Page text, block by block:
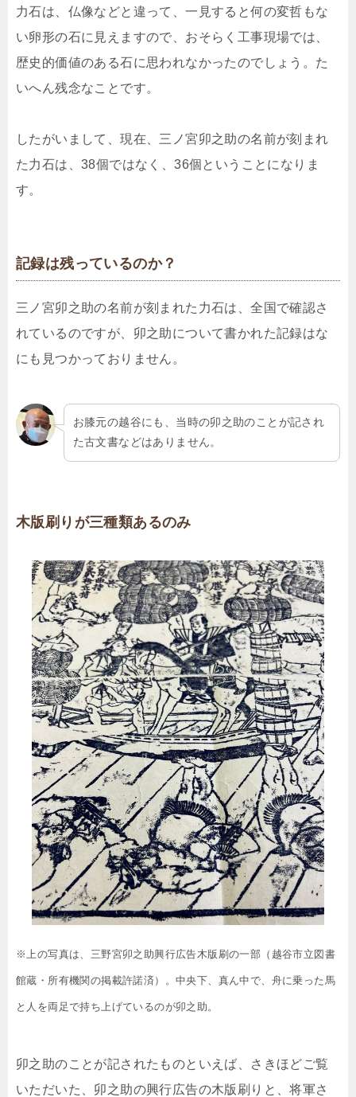
力石は、仏像などと違って、一見すると何の変哲もな
い卵形の石に見えますので、おそらく工事現場では、
歴史的価値のある石に思われなかったのでしょう。た
いへん残念なことです。
したがいまして、現在、三ノ宮卯之助の名前が刻まれ
た力石は、38個ではなく、36個ということになりま
す。
記録は残っているのか？
三ノ宮卯之助の名前が刻まれた力石は、全国で確認さ
れているのですが、卯之助について書かれた記録はな
にも見つかっておりません。
お膝元の越谷にも、当時の卯之助のことが記され
た古文書などはありません。
木版刷りが三種類あるのみ
※上の写真は、三野宮卯之助興行広告木版刷の一部（越谷市立図書
館蔵・所有機関の掲載許諾済）。中央下、真ん中で、舟に乗った馬
と人を両足で持ち上げているのが卯之助。
卯之助のことが記されたものといえば、さきほどご覧
いただいた、卯之助の興行広告の木版刷りと、将軍さ